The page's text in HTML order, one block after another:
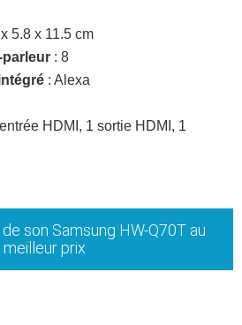
5.8 x 11.5 cm
parleur : 8
: Alexa
HDMI, 1 sortie HDMI, 1
son Samsung HW-Q70T au
meilleur prix